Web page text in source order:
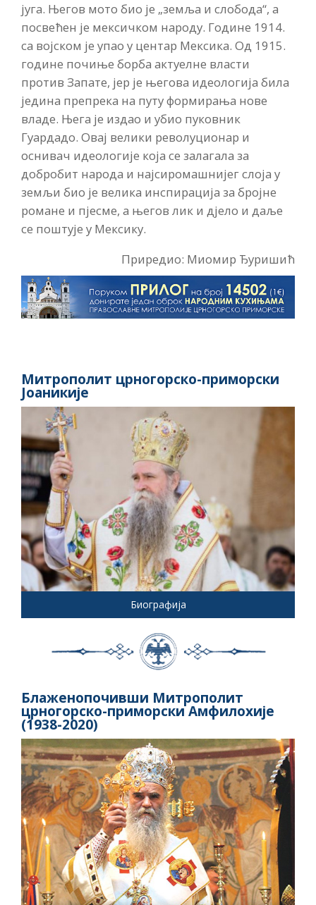
југа. Његов мото био је „земља и слобода“, а
посвећен је мексичком народу. Године 1914.
са војском је упао у центар Мексика. Од 1915.
године почиње борба актуелне власти
против Запате, јер је његова идеологија била
једина препрека на путу формирања нове
владе. Њега је издао и убио пуковник
Гуардадо. Овај велики револуционар и
оснивач идеологије која се залагала за
добробит народа и најсиромашнијег слоја у
земљи био је велика инспирација за бројне
романе и пјесме, а његов лик и дјело и даље
се поштује у Мексику.
Приредио: Миомир Ђуришић
Митрополит црногорско-приморски
Јоаникије
Биографија
Блаженопочивши Митрополит
црногорско-приморски Амфилохије
(1938-2020)